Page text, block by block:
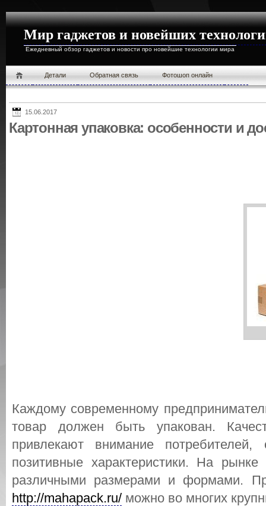
Мир гаджетов и новейших
Ежедневный обзор гаджетов и новости про новейшие технологии мира
Детали Обратная связь Фотошоп онлайн
15.06.2017
Картонная упаковка: особенности и
Каждому современному
товар должен быть упакован.
привлекают внимание
позитивные характеристики. На рынке
различными размерами и формами.
http://mahapack.ru/ можно во многих